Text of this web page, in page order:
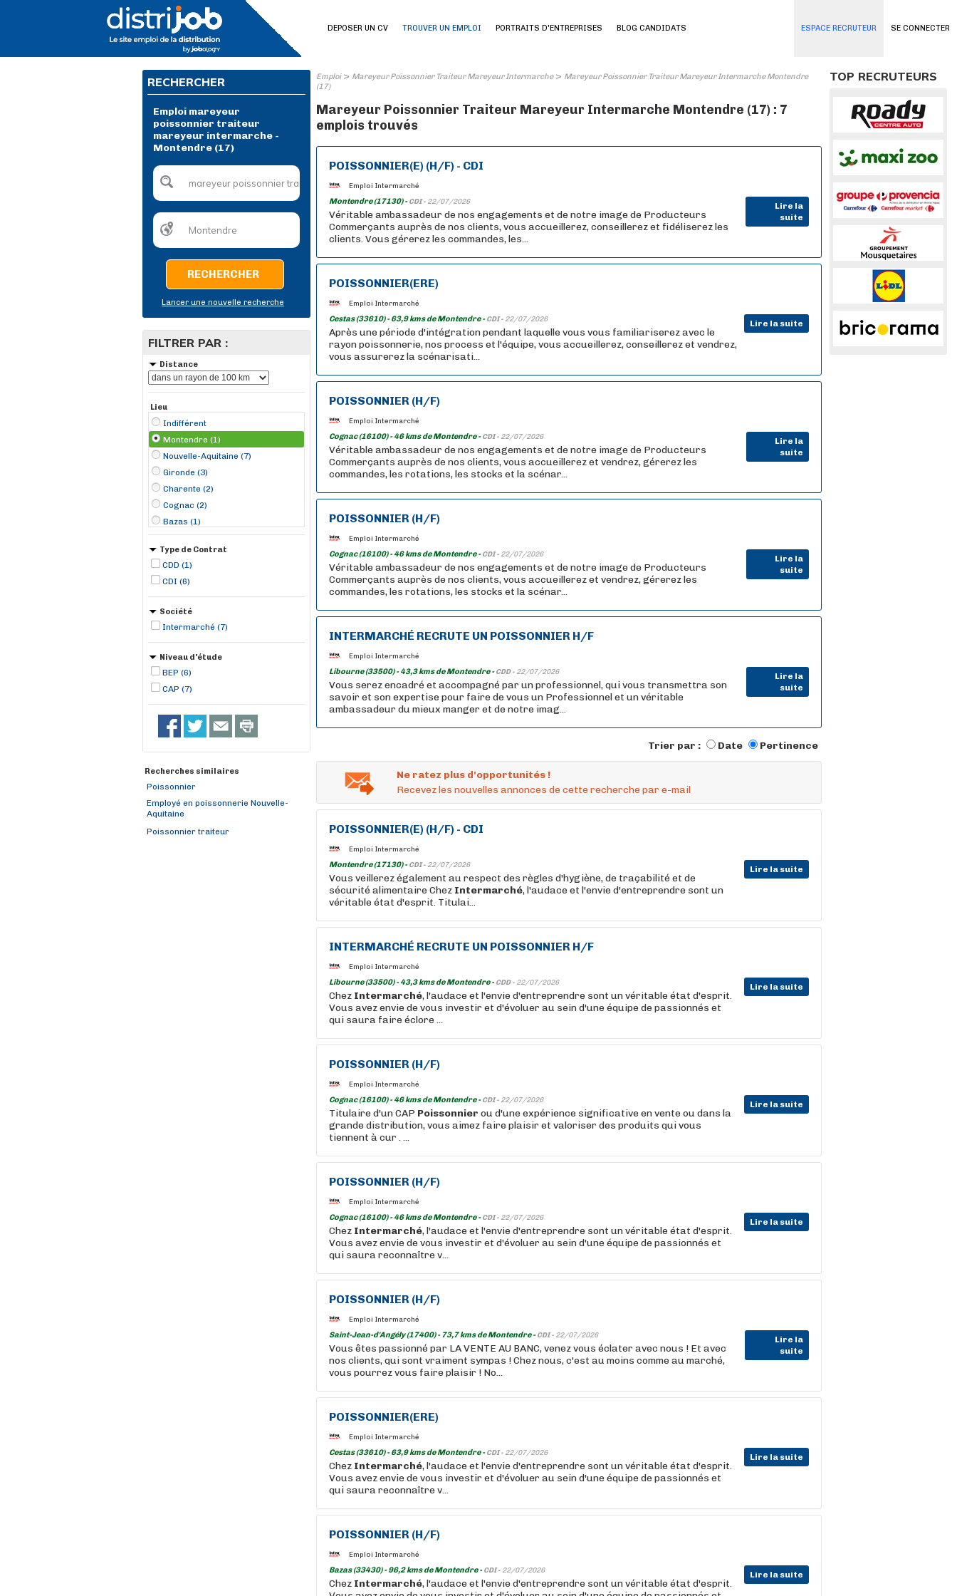
SE CONNECTER
DEPOSER UN CV TROUVER UN EMPLOI PORTRAITS D'ENTREPRISES BLOG CANDIDATS ESPACE RECRUTEUR
RECHERCHER
Emploi mareyeur
poissonnier traiteur
mareyeur intermarche -
Montendre (17)
RECHERCHER
Lancer une nouvelle recherche
FILTRER PAR :
Distance
Lieu
Indifférent
Montendre (1)
Nouvelle-Aquitaine (7)
Gironde (3)
Charente (2)
Cognac (2)
Bazas (1)
Cestas (1)
Libourne (1)
Saint-Jean-d'Angély (1)
Type de Contrat
CDD (1)
CDI (6)
Société
Intermarché (7)
Niveau d'étude
BEP (6)
CAP (7)
Recherches similaires
Poissonnier
Employé en poissonnerie Nouvelle-
Aquitaine
Poissonnier traiteur
Emploi> Mareyeur Poissonnier Traiteur Mareyeur Intermarche> Mareyeur Poissonnier Traiteur Mareyeur Intermarche Montendre
(17)
Mareyeur Poissonnier Traiteur Mareyeur Intermarche Montendre (17) : 7
emplois trouvés
POISSONNIER(E) (H/F) - CDI
Emploi Intermarché
Montendre (17130) -CDI - 22/07/2026
Lire la
suite
Véritable ambassadeur de nos engagements et de notre image de Producteurs
Commerçants auprès de nos clients, vous accueillerez, conseillerez et fidéliserez les
clients. Vous gérerez les commandes, les...
POISSONNIER(ERE)
Emploi Intermarché
Cestas (33610) - 63,9 kms de Montendre -CDI - 22/07/2026 Lire la suite
Après une période d'intégration pendant laquelle vous vous familiariserez avec le
rayon poissonnerie, nos process et l'équipe, vous accueillerez, conseillerez et vendrez,
vous assurerez la scénarisati...
POISSONNIER (H/F)
Emploi Intermarché
Cognac (16100) - 46 kms de Montendre -CDI - 22/07/2026
Lire la
suite
Véritable ambassadeur de nos engagements et de notre image de Producteurs
Commerçants auprès de nos clients, vous accueillerez et vendrez, gérerez les
commandes, les rotations, les stocks et la scénar...
POISSONNIER (H/F)
Emploi Intermarché
Cognac (16100) - 46 kms de Montendre -CDI - 22/07/2026
Lire la
suite
Véritable ambassadeur de nos engagements et de notre image de Producteurs
Commerçants auprès de nos clients, vous accueillerez et vendrez, gérerez les
commandes, les rotations, les stocks et la scénar...
INTERMARCHÉ RECRUTE UN POISSONNIER H/F
Emploi Intermarché
Libourne (33500) - 43,3 kms de Montendre -CDD - 22/07/2026
Lire la
suite
Vous serez encadré et accompagné par un professionnel, qui vous transmettra son
savoir et son expertise pour faire de vous un Professionnel et un véritable
ambassadeur du mieux manger et de notre imag...
Trier par : Date Pertinence
Ne ratez plus d'opportunités !
Recevez les nouvelles annonces de cette recherche par e-mail
POISSONNIER(E) (H/F) - CDI
Emploi Intermarché
Montendre (17130) -CDI - 22/07/2026 Lire la suite
Vous veillerez également au respect des règles d'hygiène, de traçabilité et de
sécurité alimentaire Chez Intermarché, l'audace et l'envie d'entreprendre sont un
véritable état d'esprit. Titulai...
INTERMARCHÉ RECRUTE UN POISSONNIER H/F
Emploi Intermarché
Libourne (33500) - 43,3 kms de Montendre -CDD - 22/07/2026 Lire la suite
Chez Intermarché, l'audace et l'envie d'entreprendre sont un véritable état d'esprit.
Vous avez envie de vous investir et d'évoluer au sein d'une équipe de passionnés et
qui saura faire éclore ...
POISSONNIER (H/F)
Emploi Intermarché
Cognac (16100) - 46 kms de Montendre -CDI - 22/07/2026 Lire la suite
Titulaire d'un CAP Poissonnier ou d'une expérience significative en vente ou dans la
grande distribution, vous aimez faire plaisir et valoriser des produits qui vous
tiennent à cur . ...
POISSONNIER (H/F)
Emploi Intermarché
Cognac (16100) - 46 kms de Montendre -CDI - 22/07/2026 Lire la suite
Chez Intermarché, l'audace et l'envie d'entreprendre sont un véritable état d'esprit.
Vous avez envie de vous investir et d'évoluer au sein d'une équipe de passionnés et
qui saura reconnaître v...
POISSONNIER (H/F)
Emploi Intermarché
Saint-Jean-d'Angély (17400) - 73,7 kms de Montendre -CDI - 22/07/2026
Lire la
suite
Vous êtes passionné par LA VENTE AU BANC, venez vous éclater avec nous ! Et avec
nos clients, qui sont vraiment sympas ! Chez nous, c'est au moins comme au marché,
vous pourrez vous faire plaisir ! No...
POISSONNIER(ERE)
Emploi Intermarché
Cestas (33610) - 63,9 kms de Montendre -CDI - 22/07/2026 Lire la suite
Chez Intermarché, l'audace et l'envie d'entreprendre sont un véritable état d'esprit.
Vous avez envie de vous investir et d'évoluer au sein d'une équipe de passionnés et
qui saura reconnaître v...
POISSONNIER (H/F)
Emploi Intermarché
Bazas (33430) - 96,2 kms de Montendre -CDI - 22/07/2026 Lire la suite
Chez Intermarché, l'audace et l'envie d'entreprendre sont un véritable état d'esprit.
TOP RECRUTEURS